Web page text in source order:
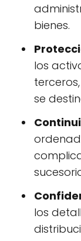
bienes.
los
se
los